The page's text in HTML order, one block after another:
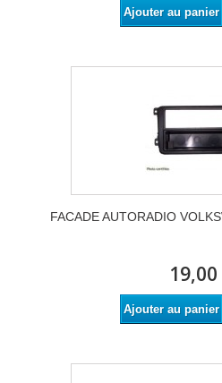
Ajouter au panier
FACADE AUTORADIO
19,00
Ajouter au panier